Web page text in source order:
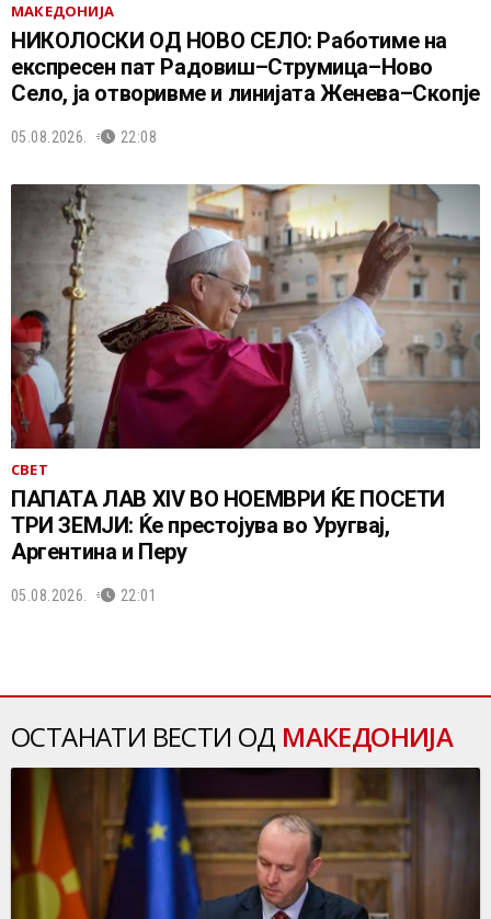
МАКЕДОНИЈА
НИКОЛОСКИ ОД НОВО СЕЛО: Работиме на
експресен пат Радовиш–Струмица–Ново
Село, ја отворивме и линијата Женева–Скопје
05.08.2026. 22:08
СВЕТ
ПАПАТА ЛАВ XIV ВО НОЕМВРИ ЌЕ ПОСЕТИ
ТРИ ЗЕМЈИ: Ќе престојува во Уругвај,
Аргентина и Перу
05.08.2026. 22:01
ОСТАНАТИ ВЕСТИ ОД МАКЕДОНИЈА